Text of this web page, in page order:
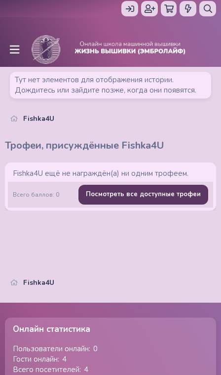
Тут нет элементов для отображения истории.
Дождитесь или зайдите позже, когда они появятся.
Fishka4U
Трофеи, присуждённые Fishka4U
Fishka4U ещё не награждён(а) ни одним трофеем.
Всего баллов: 0 Посмотреть все доступные трофеи
Fishka4U
Онлайн статистика
Пользователи онлайн 0
Гости онлайн 4
Всего посетителей 4